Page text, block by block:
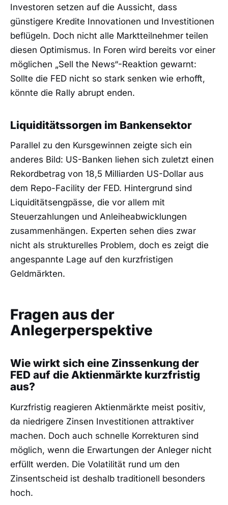
Investoren setzen auf die Aussicht, dass
günstigere Kredite Innovationen und Investitionen
beflügeln. Doch nicht alle Marktteilnehmer teilen
diesen Optimismus. In Foren wird bereits vor einer
möglichen „Sell the News“-Reaktion gewarnt:
Sollte die FED nicht so stark senken wie erhofft,
könnte die Rally abrupt enden.
Liquiditätssorgen im Bankensektor
Parallel zu den Kursgewinnen zeigte sich ein
anderes Bild: US-Banken liehen sich zuletzt einen
Rekordbetrag von 18,5 Milliarden US-Dollar aus
dem Repo-Facility der FED. Hintergrund sind
Liquiditätsengpässe, die vor allem mit
Steuerzahlungen und Anleiheabwicklungen
zusammenhängen. Experten sehen dies zwar
nicht als strukturelles Problem, doch es zeigt die
angespannte Lage auf den kurzfristigen
Geldmärkten.
Fragen aus der
Anlegerperspektive
Wie wirkt sich eine Zinssenkung der
FED auf die Aktienmärkte kurzfristig
aus?
Kurzfristig reagieren Aktienmärkte meist positiv,
da niedrigere Zinsen Investitionen attraktiver
machen. Doch auch schnelle Korrekturen sind
möglich, wenn die Erwartungen der Anleger nicht
erfüllt werden. Die Volatilität rund um den
Zinsentscheid ist deshalb traditionell besonders
hoch.